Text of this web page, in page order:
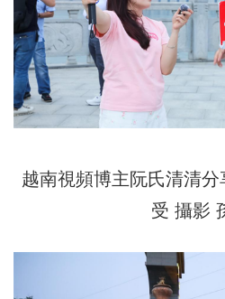
越南視頻博主阮氏清清
受 攝影